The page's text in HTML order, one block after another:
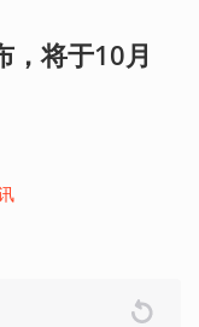
将于10月